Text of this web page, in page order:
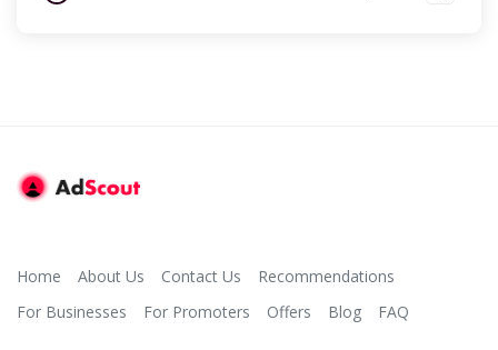
Home About Us Contact Us
Recommendations
For Businesses
For Promoters Offers Blog FAQ